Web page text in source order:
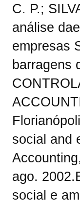
C. P.;
análise
empresas
barragens
social and
ago.
social e